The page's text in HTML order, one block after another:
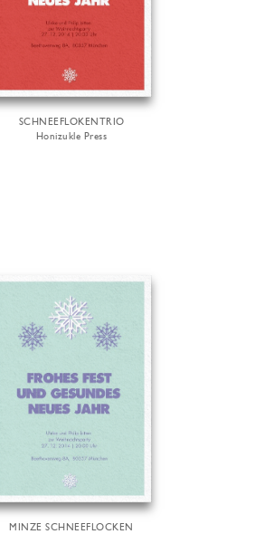
SCHNEEFLOKENTRIO
Honizukle Press
MINZE SCHNEEFLOCKEN